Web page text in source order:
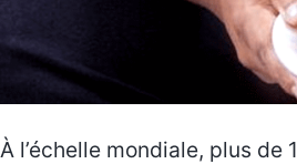
À l’échelle mondiale, plus